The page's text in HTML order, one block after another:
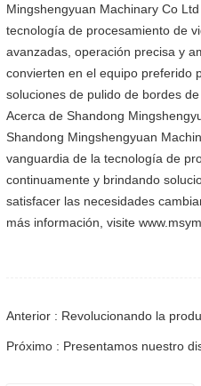
Mingshengyuan Machinary Co
tecnología de procesamiento de
avanzadas, operación precisa y
convierten en el equipo preferido
soluciones de pulido de bordes
Acerca de Shandong
Shandong Mingshengyuan
vanguardia de la tecnología de
continuamente y brindando
satisfacer las necesidades
más información, visite